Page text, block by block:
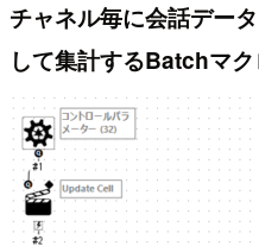
チャネル毎に会話デー
して集計するBatchマク